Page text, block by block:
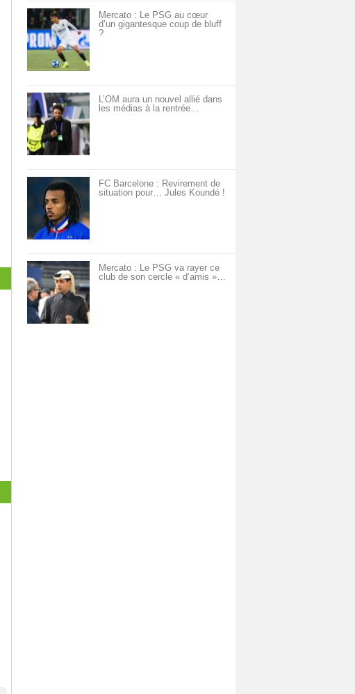
Mercato : Le PSG au cœur
d’un gigantesque coup de bluff
?
L’OM aura un nouvel allié dans
les médias à la rentrée…
FC Barcelone : Revirement de
situation pour… Jules Koundé !
Mercato : Le PSG va rayer ce
club de son cercle « d’amis »…